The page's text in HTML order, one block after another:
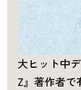
大ヒット中
Z』著作者で